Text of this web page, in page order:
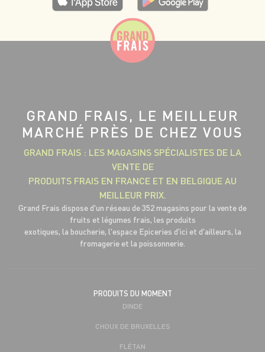
GRAND FRAIS, LE MEILLEUR
MARCHÉ PRÈS DE CHEZ VOUS
GRAND FRAIS : LES MAGASINS SPÉCIALISTES DE LA
VENTE DE
PRODUITS FRAIS EN FRANCE ET EN BELGIQUE AU
MEILLEUR PRIX.
Grand Frais dispose d'un réseau de 352 magasins pour la vente de
fruits et légumes frais, les produits
exotiques, la boucherie, l'espace Epiceries d'ici et d'ailleurs, la
fromagerie et la poissonnerie.
PRODUITS DU MOMENT
DINDE
CHOUX DE BRUXELLES
FLÉTAN